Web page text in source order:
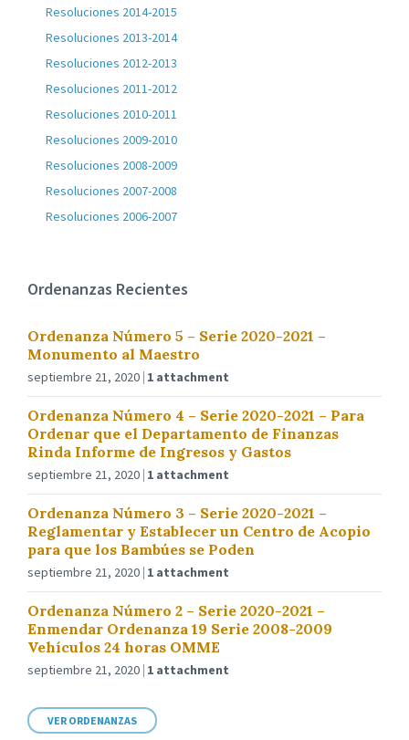
Resoluciones 2014-2015
Resoluciones 2013-2014
Resoluciones 2012-2013
Resoluciones 2011-2012
Resoluciones 2010-2011
Resoluciones 2009-2010
Resoluciones 2008-2009
Resoluciones 2007-2008
Resoluciones 2006-2007
Ordenanzas Recientes
Ordenanza Número 5 – Serie 2020-2021 –
Monumento al Maestro
septiembre 21, 2020 1 attachment
Ordenanza Número 4 – Serie 2020-2021 – Para
Ordenar que el Departamento de Finanzas
Rinda Informe de Ingresos y Gastos
septiembre 21, 2020 1 attachment
Ordenanza Número 3 – Serie 2020-2021 –
Reglamentar y Establecer un Centro de Acopio
para que los Bambúes se Poden
septiembre 21, 2020 1 attachment
Ordenanza Número 2 – Serie 2020-2021 –
Enmendar Ordenanza 19 Serie 2008-2009
Vehículos 24 horas OMME
septiembre 21, 2020 1 attachment
VER ORDENANZAS